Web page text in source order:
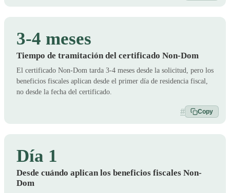
3-4 meses
Tiempo de tramitación del certificado Non-Dom
El certificado Non-Dom tarda 3-4 meses desde la solicitud, pero los
beneficios fiscales aplican desde el primer día de residencia fiscal,
no desde la fecha del certificado.
# Copy
Día 1
Desde cuándo aplican los beneficios fiscales Non-
Dom